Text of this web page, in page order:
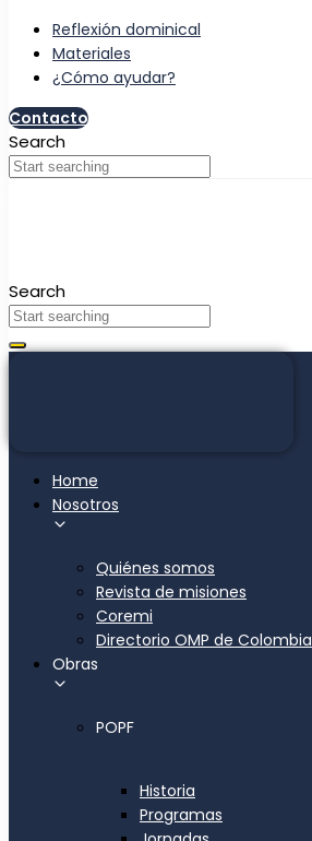
Reflexión dominical
Materiales
¿Cómo ayudar?
Contacto
Search
Search
Home
Nosotros
Quiénes somos
Revista de misiones
Coremi
Directorio OMP de Colombia
Obras
POPF
Historia
Programas